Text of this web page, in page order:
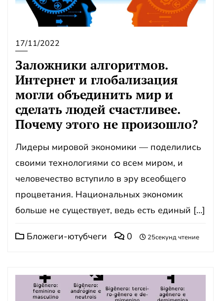
17/11/2022
Заложники алгоритмов.
Интернет и глобализация
могли объединить мир и
сделать людей счастливее.
Почему этого не произошло?
Лидеры мировой экономики — поделились
своими технологиями со всем миром, и
человечество вступило в эру всеобщего
процветания. Национальных экономик
больше не существует, ведь есть единый […]
Бложеги-ютубчеги 0 25секунд чтение